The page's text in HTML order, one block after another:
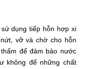
dụng tiếp hỗn hợp xi
vỡ và chờ cho hỗn
để đảm bảo nước
không để những chất